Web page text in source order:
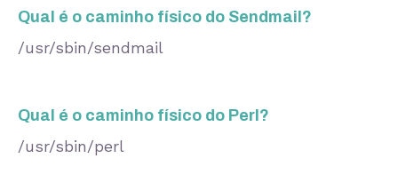
Qual é o caminho físico do Sendmail?
/usr/sbin/sendmail
Qual é o caminho físico do Perl?
/usr/sbin/perl